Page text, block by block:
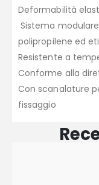
Deformabilità
Sistema
polipropilene ed
Resistente a
Conforme alla
Con scanalature
fissaggio